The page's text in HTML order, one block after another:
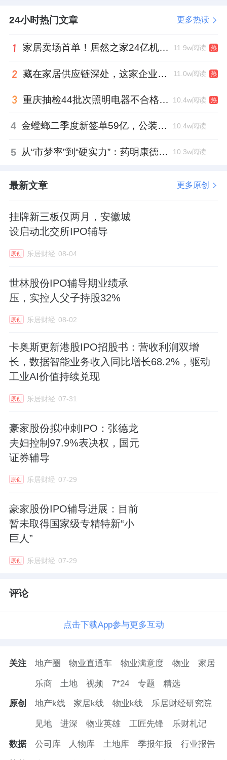
24小时热门文章 更多热读
家居卖场首单！居然之家24亿机构间REITs获深交所无异议函 11.9w阅读 热
藏在家居供应链深处，这家企业正在悄悄转型 11.0w阅读 热
重庆抽检44批次照明电器不合格，木林森全资子公司被点名 10.4w阅读 热
4 金螳螂二季度新签单59亿，公装业务贡献逾八成 10.4w阅读
5 从“市梦率”到“硬实力”：药明康德如何用业绩填平2021年估值鸿沟？ 10.3w阅读
最新文章 更多原创
挂牌新三板仅两月，安徽城
设启动北交所IPO辅导
原创 乐居财经 08-04
世林股份IPO辅导期业绩承
压，实控人父子持股32%
原创 乐居财经 08-02
卡奥斯更新港股IPO招股书：营收利润双增
长，数据智能业务收入同比增长68.2%，驱动
工业AI价值持续兑现
原创 乐居财经 07-31
豪家股份拟冲刺IPO：张德龙
夫妇控制97.9%表决权，国元
证券辅导
原创 乐居财经 07-29
豪家股份IPO辅导进展：目前
暂未取得国家级专精特新“小
巨人”
原创 乐居财经 07-29
评论
点击下载App参与更多互动
关注 地产圈 物业直通车 物业满意度 物业 家居
乐商 土地 视频 7*24 专题 精选
原创 地产k线 家居k线 物业k线 乐居财经研究院
见地 进深 物业英雄 工匠先锋 乐财札记
数据 公司库 人物库 土地库 季报年报 行业报告